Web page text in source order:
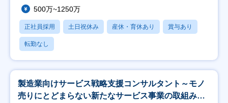
500万~1250万
正社員採用 土日祝休み 産休・育休あり 賞与あり
転勤なし
製造業向けサービス戦略支援コンサルタント～モノ
売りにとどまらない新たなサービス事業の取組みを